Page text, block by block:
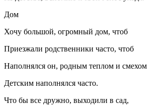
Дом
Хочу большой, огромный дом, чтоб
Приезжали родственники часто, чтоб
Наполнялся он, родным теплом и смехом
Детским наполнялся часто.
Что бы все дружно, выходили в сад,